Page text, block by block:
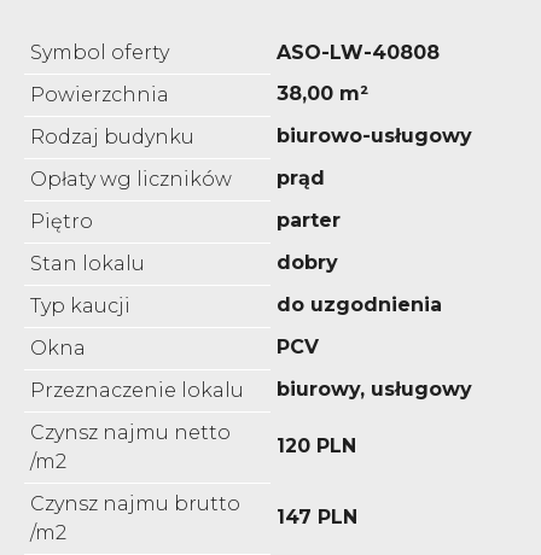
Symbol oferty
ASO-LW-40808
Powierzchnia
38,00 m²
Rodzaj budynku
biurowo-usługowy
Opłaty wg liczników
prąd
Piętro
parter
Stan lokalu
dobry
Typ kaucji
do uzgodnienia
Okna
PCV
Przeznaczenie lokalu
biurowy, usługowy
Czynsz najmu netto
/m2
120 PLN
Czynsz najmu brutto
/m2
147 PLN